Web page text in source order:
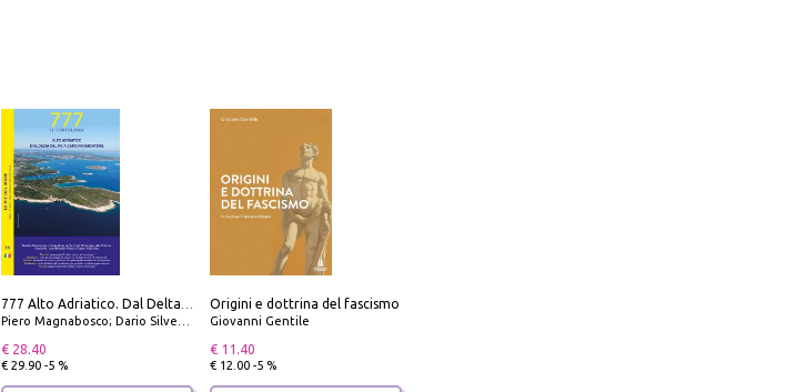
Piero Magnabosco; Dario Silvestro; Marco Sbrizzi
€ 28.40
€ 29.90 -5 %
Origini e dottrina del fascismo
Giovanni Gentile
€ 11.40
€ 12.00 -5 %